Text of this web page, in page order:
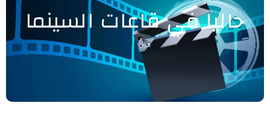
حاليا في قاعات السينما